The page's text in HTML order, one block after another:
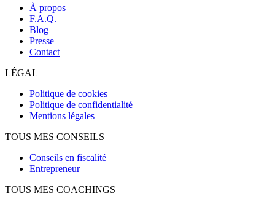
À propos
F.A.Q.
Blog
Presse
Contact
LÉGAL
Politique de cookies
Politique de confidentialité
Mentions légales
TOUS MES CONSEILS
Conseils en fiscalité
Entrepreneur
TOUS MES COACHINGS